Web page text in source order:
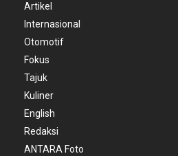
Artikel
Internasional
Otomotif
Fokus
Tajuk
Kuliner
English
Redaksi
ANTARA Foto